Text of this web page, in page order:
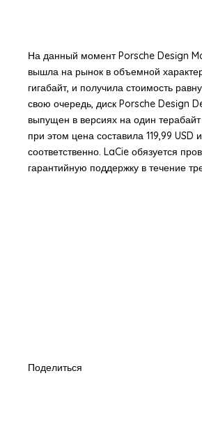
На данный момент Porsche Desіgn
вышла на рынок в объемной
гигабайт, и получила стоимость
свою очередь, диск Porsche Desіgn
выпущен в версиях на один
при этом цена составила 119,99 USD
соответственно. LaCie обязуется
гарантийную поддержку в течение
Поделиться